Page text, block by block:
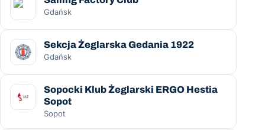
Gdańsk
Sekcja Żeglarska Gedania 1922
Gdańsk
Sopocki Klub Żeglarski ERGO Hestia
Sopot
Sopot